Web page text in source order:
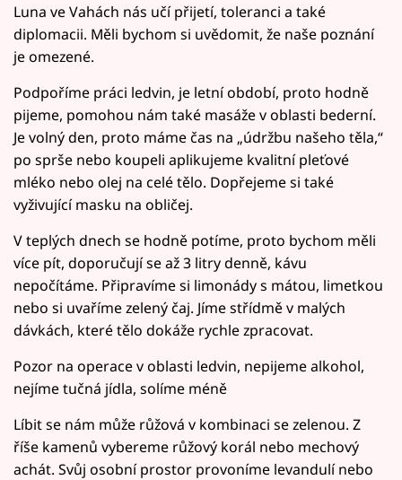
Luna ve Vahách nás učí přijetí, toleranci a také
diplomacii. Měli bychom si uvědomit, že naše poznání
je omezené.
Podpoříme práci ledvin, je letní období, proto hodně
pijeme, pomohou nám také masáže v oblasti bederní.
Je volný den, proto máme čas na „údržbu našeho těla,“
po sprše nebo koupeli aplikujeme kvalitní pleťové
mléko nebo olej na celé tělo. Dopřejeme si také
vyživující masku na obličej.
V teplých dnech se hodně potíme, proto bychom měli
více pít, doporučují se až 3 litry denně, kávu
nepočítáme. Připravíme si limonády s mátou, limetkou
nebo si uvaříme zelený čaj. Jíme střídmě v malých
dávkách, které tělo dokáže rychle zpracovat.
Pozor na operace v oblasti ledvin, nepijeme alkohol,
nejíme tučná jídla, solíme méně
Líbit se nám může růžová v kombinaci se zelenou. Z
říše kamenů vybereme růžový korál nebo mechový
achát. Svůj osobní prostor provoníme levandulí nebo